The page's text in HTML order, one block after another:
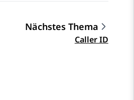
Nächstes Thema
Caller ID